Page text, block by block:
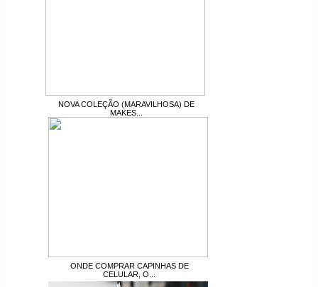
NOVA COLEÇÃO (MARAVILHOSA) DE
MAKES...
ONDE COMPRAR CAPINHAS DE
CELULAR, O...